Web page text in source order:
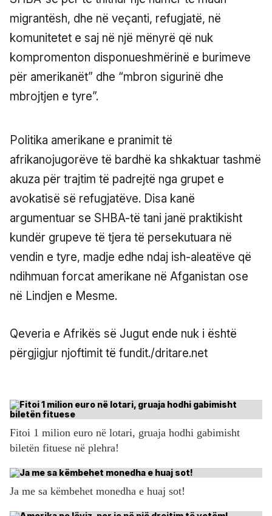
migrantësh, dhe në veçanti, refugjatë, në
komunitetet e saj në një mënyrë që nuk
kompromenton disponueshmërinë e burimeve
për amerikanët” dhe “mbron sigurinë dhe
mbrojtjen e tyre”.
Politika amerikane e pranimit të
afrikanojugorëve të bardhë ka shkaktuar tashmë
akuza për trajtim të padrejtë nga grupet e
avokatisë së refugjatëve. Disa kanë
argumentuar se SHBA-të tani janë praktikisht
kundër grupeve të tjera të persekutuara në
vendin e tyre, madje edhe ndaj ish-aleatëve që
ndihmuan forcat amerikane në Afganistan ose
në Lindjen e Mesme.
Qeveria e Afrikës së Jugut ende nuk i është
përgjigjur njoftimit të fundit./dritare.net
Fitoi 1 milion euro në lotari, gruaja hodhi gabimisht
biletën fituese në plehra!
Ja me sa këmbehet monedha e huaj sot!